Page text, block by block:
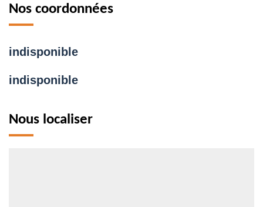
Nos coordonnées
indisponible
indisponible
Nous localiser